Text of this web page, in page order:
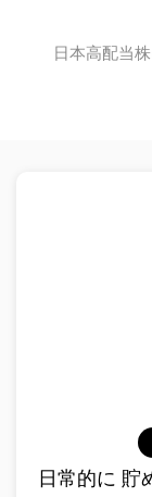
日本高配当
日常的に 貯